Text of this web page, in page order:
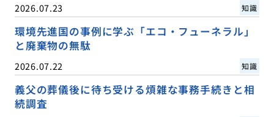
2026.07.23 知識
環境先進国の事例に学ぶ「エコ・フューネラル」
と廃棄物の無駄
2026.07.22 知識
義父の葬儀後に待ち受ける煩雑な事務手続きと相
続調査